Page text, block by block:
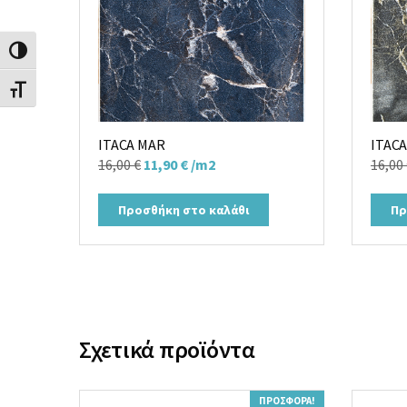
Εναλλαγή Υψηλής Αντίθεσης
Εναλλαγή Μεγέθους Γραμμάτων
ITACA MAR
16,00€ Original
was:
16,00 €.
11,90€Η
τιμή
είναι:
11,90 €.
/m2
Προσθήκη στο καλάθι
16,00
Σχετικά προϊόντα
ΠΡΟΣΦΟΡΆ!